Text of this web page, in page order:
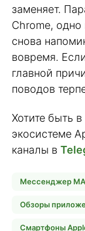
заменяет.
Chrome,
снова
вовремя.
главной
поводов
Хотите быть
экосистеме
каналы в
Мессенджер
Обзоры
Смартфоны